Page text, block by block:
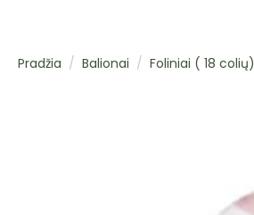
Pradžia Balionai Foliniai ( 18 colių)